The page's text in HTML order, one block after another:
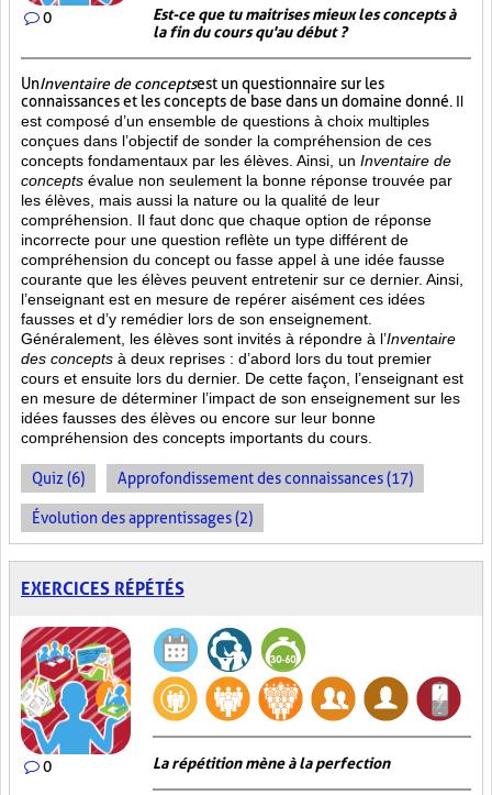
0
Est-ce que tu maitrises mieux les concepts à
la fin du cours qu'au début ?
UnInventaire de conceptsest un questionnaire sur les
connaissances et les concepts de base dans un domaine donné. Il
est composé d’un ensemble de questions à choix multiples
conçues dans l’objectif de sonder la compréhension de ces
concepts fondamentaux par les élèves. Ainsi, un Inventaire de
concepts évalue non seulement la bonne réponse trouvée par
les élèves, mais aussi la nature ou la qualité de leur
compréhension. Il faut donc que chaque option de réponse
incorrecte pour une question reflète un type différent de
compréhension du concept ou fasse appel à une idée fausse
courante que les élèves peuvent entretenir sur ce dernier. Ainsi,
l’enseignant est en mesure de repérer aisément ces idées
fausses et d’y remédier lors de son enseignement.
Généralement, les élèves sont invités à répondre à l’Inventaire
des concepts à deux reprises : d’abord lors du tout premier
cours et ensuite lors du dernier. De cette façon, l’enseignant est
en mesure de déterminer l’impact de son enseignement sur les
idées fausses des élèves ou encore sur leur bonne
compréhension des concepts importants du cours.
Quiz (6) Approfondissement des connaissances (17)
Évolution des apprentissages (2)
EXERCICES RÉPÉTÉS
0 La répétition mène à la perfection